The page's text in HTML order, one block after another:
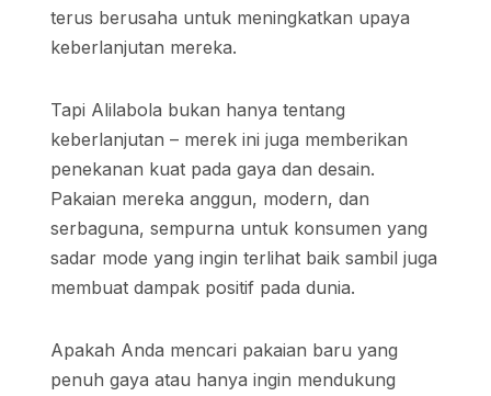
terus berusaha untuk meningkatkan upaya
keberlanjutan mereka.
Tapi Alilabola bukan hanya tentang
keberlanjutan – merek ini juga memberikan
penekanan kuat pada gaya dan desain.
Pakaian mereka anggun, modern, dan
serbaguna, sempurna untuk konsumen yang
sadar mode yang ingin terlihat baik sambil juga
membuat dampak positif pada dunia.
Apakah Anda mencari pakaian baru yang
penuh gaya atau hanya ingin mendukung